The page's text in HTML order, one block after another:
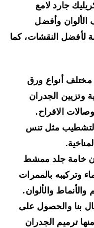
جارد لامع
وأفضل
النقشات، كما
أنواعورق
الجدران
الافراح.
مثلتنس
جلد ممشط
بالممرات
والألوان.
بنا والحصول على
ترميم الجدران